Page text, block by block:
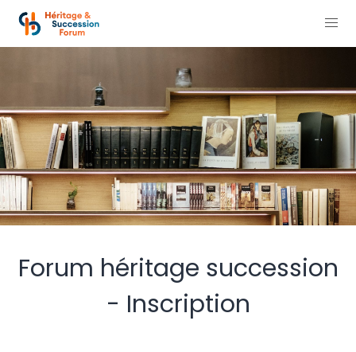
Forum héritage succession
- Inscription